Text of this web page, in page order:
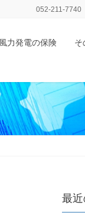
052-211-7740
風力発電の保険 そ
最